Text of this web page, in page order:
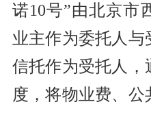
诺10号”由北京市
业主作为委托人与
信托作为受托人，
度，将物业费、